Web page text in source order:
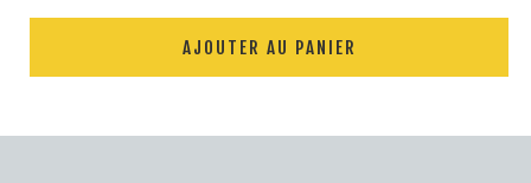
AJOUTER AU PANIER